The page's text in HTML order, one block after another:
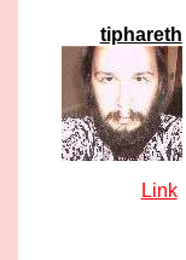
tiphareth
Link]